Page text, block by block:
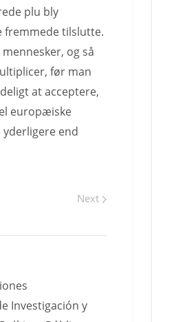
plu bly
fremmede tilslutte.
og så
før man
at acceptere,
europæiske
end
Next
Investigación y